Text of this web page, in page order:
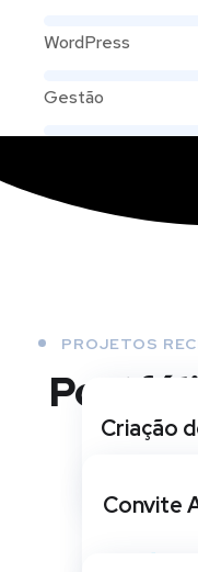
WordPress
Gestão
PROJETOS
Portfólio
Criação
Convite